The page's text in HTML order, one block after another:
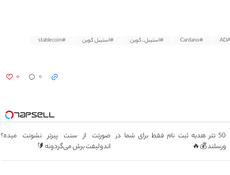
#Cardano #استیبل_کوین #استیبل کوین
#stablecoin
۰ ۰
50 تتر هدیه ثبت نام فقط برای شما در
ورسلند 💰🔥
صورتت از سنت پیرتر نشونت میده؟
اندولیفت برش می‌گردونه 🔰